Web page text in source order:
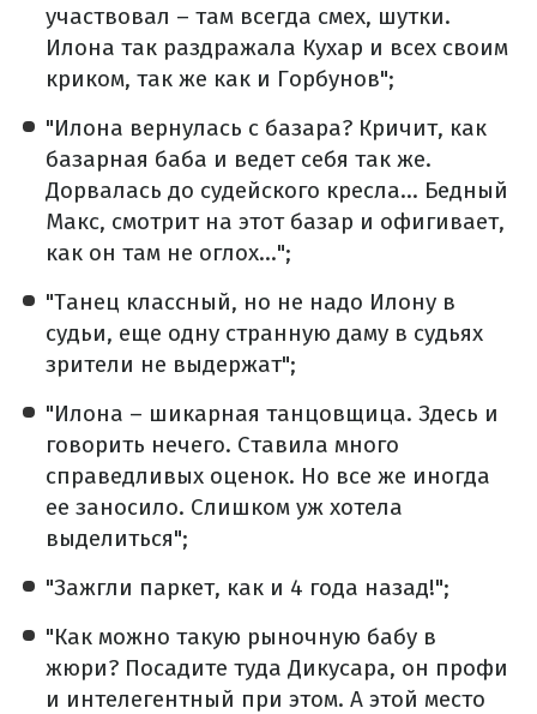
участвовал – там всегда смех, шутки.
Илона так раздражала Кухар и всех своим
криком, так же как и Горбунов";
"Илона вернулась с базара? Кричит, как
базарная баба и ведет себя так же.
Дорвалась до судейского кресла... Бедный
Макс, смотрит на этот базар и офигивает,
как он там не оглох...";
"Танец классный, но не надо Илону в
судьи, еще одну странную даму в судьях
зрители не выдержат";
"Илона – шикарная танцовщица. Здесь и
говорить нечего. Ставила много
справедливых оценок. Но все же иногда
ее заносило. Слишком уж хотела
выделиться";
"Зажгли паркет, как и 4 года назад!";
"Как можно такую ​​рыночную бабу в
жюри? Посадите туда Дикусара, он профи
и интелегентный при этом. А этой место